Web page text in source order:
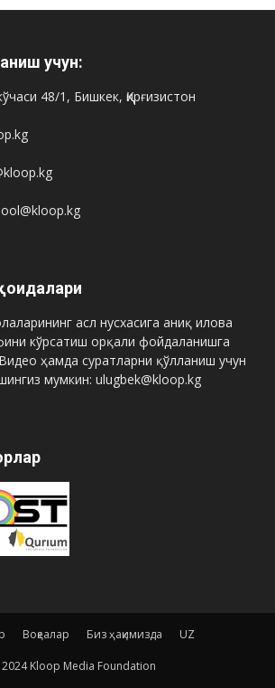
учун:
48/1, Бишкек, Қирғизистон
асл нусхасига аниқ илова
кўрсатиш орқали фойдаланишга
ҳамда суратларни қўлланиш учун
мумкин: ulugbek@kloop.kg
Воқеалар Биз ҳақимизда UZ
Kloop Media Foundation